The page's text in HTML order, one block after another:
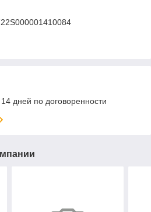
дней по договоренности